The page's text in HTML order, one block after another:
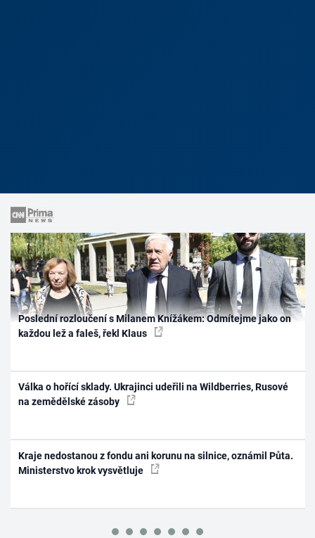
Poslední rozloučení s Milanem Knížákem: Odmítejme jako on
každou lež a faleš, řekl Klaus
Válka o hořící sklady. Ukrajinci udeřili na Wildberries, Rusové
na zemědělské zásoby
Kraje nedostanou z fondu ani korunu na silnice, oznámil Půta.
Ministerstvo krok vysvětluje